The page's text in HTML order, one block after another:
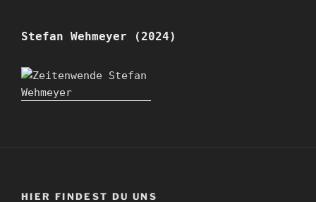
Stefan Wehmeyer (2024)
HIER FINDEST DU UNS